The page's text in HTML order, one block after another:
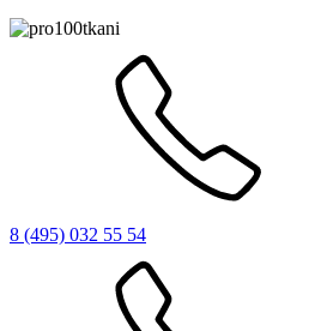
8 (495) 032 55 54